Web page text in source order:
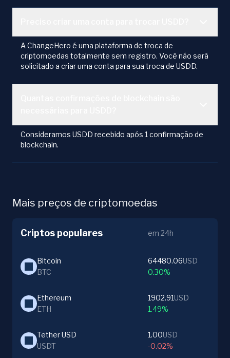
A ChangeHero é uma plataforma de troca de
criptomoedas totalmente sem registro. Você não será
solicitado a criar uma conta para sua troca de USDD.
Consideramos USDD recebido após 1 confirmação de
blockchain.
Mais preços de criptomoedas
Criptos populares em 24h
Bitcoin
BTC
64480.06USD
0.30%
Ethereum
ETH
1902.91USD
1.49%
Tether USD
USDT
1.00USD
-0.02%